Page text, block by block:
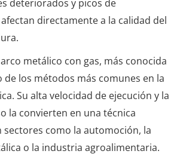
deteriorados y picos de
directamente a la calidad del
metálico con gas, más conocida
de los métodos más comunes en la
Su alta velocidad de ejecución y la
la convierten en una técnica
como la automoción, la
o la industria agroalimentaria.